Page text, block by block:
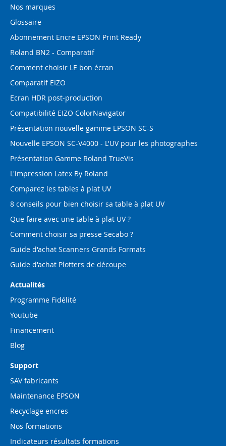
Nos marques
Glossaire
Abonnement Encre EPSON Print Ready
Roland BN2 - Comparatif
Comment choisir LE bon écran
Comparatif EIZO
Ecran HDR post-production
Compatibilité EIZO ColorNavigator
Présentation nouvelle gamme EPSON SC-S
Nouvelle EPSON SC-V4000 - L'UV pour les photographes
Présentation Gamme Roland TrueVis
L'impression Latex By Roland
Comparez les tables à plat UV
8 conseils pour bien choisir sa table à plat UV
Que faire avec une table à plat UV ?
Comment choisir sa presse Secabo ?
Guide d'achat Scanners Grands Formats
Guide d'achat Plotters de découpe
Actualités
Programme Fidélité
Youtube
Financement
Blog
Support
SAV fabricants
Maintenance EPSON
Recyclage encres
Nos formations
Indicateurs résultats formations